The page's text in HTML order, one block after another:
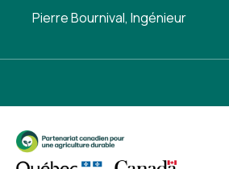
Pierre Bournival, Ingénieur